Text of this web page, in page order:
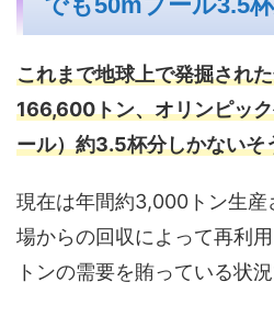
これまで地球上で発掘され
166,600トン、オリンピッ
ール）約3.5杯分しかないそ
現在は年間約3,000トン生
場からの回収によって再利
トンの需要を賄っている状況